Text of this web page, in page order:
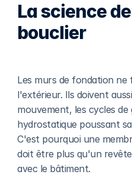
La science
bouclier
Les murs de fondation
l'extérieur. Ils doivent
mouvement, les cycles
hydrostatique poussant
C'est pourquoi une
doit être plus qu'un
avec le bâtiment.